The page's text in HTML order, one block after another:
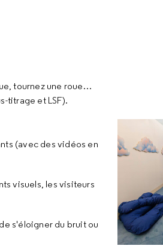
tournez une roue…
titrage et LSF).
(avec des vidéos en
visuels, les visiteurs
s'éloigner du bruit ou